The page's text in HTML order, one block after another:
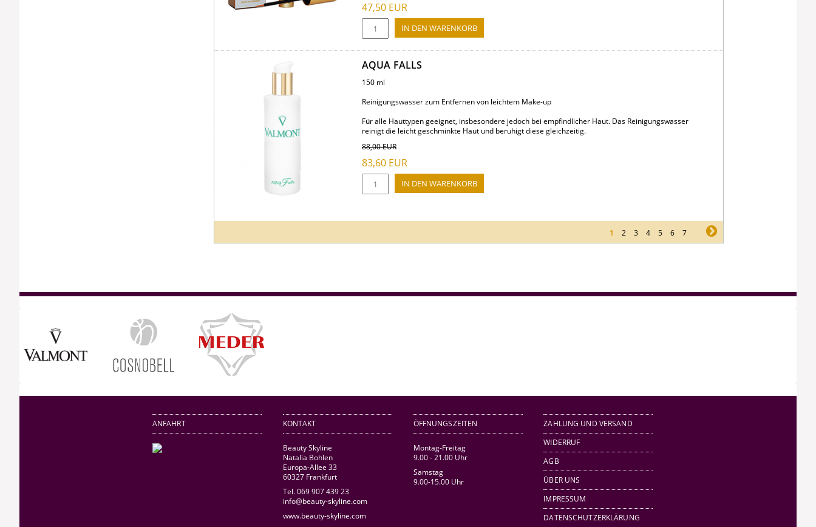
47,50 EUR
AQUA FALLS
150 ml
Reinigungswasser zum Entfernen von leichtem Make-up
Für alle Hauttypen geeignet, insbesondere jedoch bei empfindlicher Haut. Das Reinigungswasser
reinigt die leicht geschminkte Haut und beruhigt diese gleichzeitig.
88,00EUR
83,60 EUR
1 2 3 4 5 6 7
ANFAHRT KONTAKT
Beauty Skyline
Natalia Bohlen
Europa-Allee 33
60327 Frankfurt
Tel. 069 907 439 23
info@beauty-skyline.com
www.beauty-skyline.com
ÖFFNUNGSZEITEN
Montag-Freitag
9.00 - 21.00 Uhr
Samstag
9.00-15.00 Uhr
ZAHLUNG UND VERSAND
WIDERRUF
AGB
ÜBER UNS
IMPRESSUM
DATENSCHUTZERKLÄRUNG